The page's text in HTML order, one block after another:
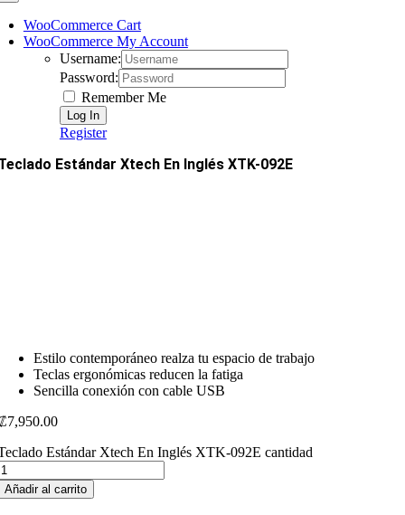
WooCommerce Cart
WooCommerce My Account
Username:
Password:
Remember Me
Register
Estándar Xtech En Inglés XTK-092E
Estilo contemporáneo realza tu espacio de trabajo
Teclas ergonómicas reducen la fatiga
Sencilla conexión con cable USB
7,950.00
Estándar Xtech En Inglés XTK-092E cantidad
Añadir al carrito